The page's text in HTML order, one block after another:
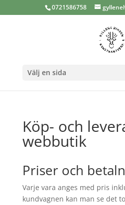
0721586758
Välj en sida
Köp- och
webbutik
Priser och
Varje vara anges med pris
kundvagnen kan man se det